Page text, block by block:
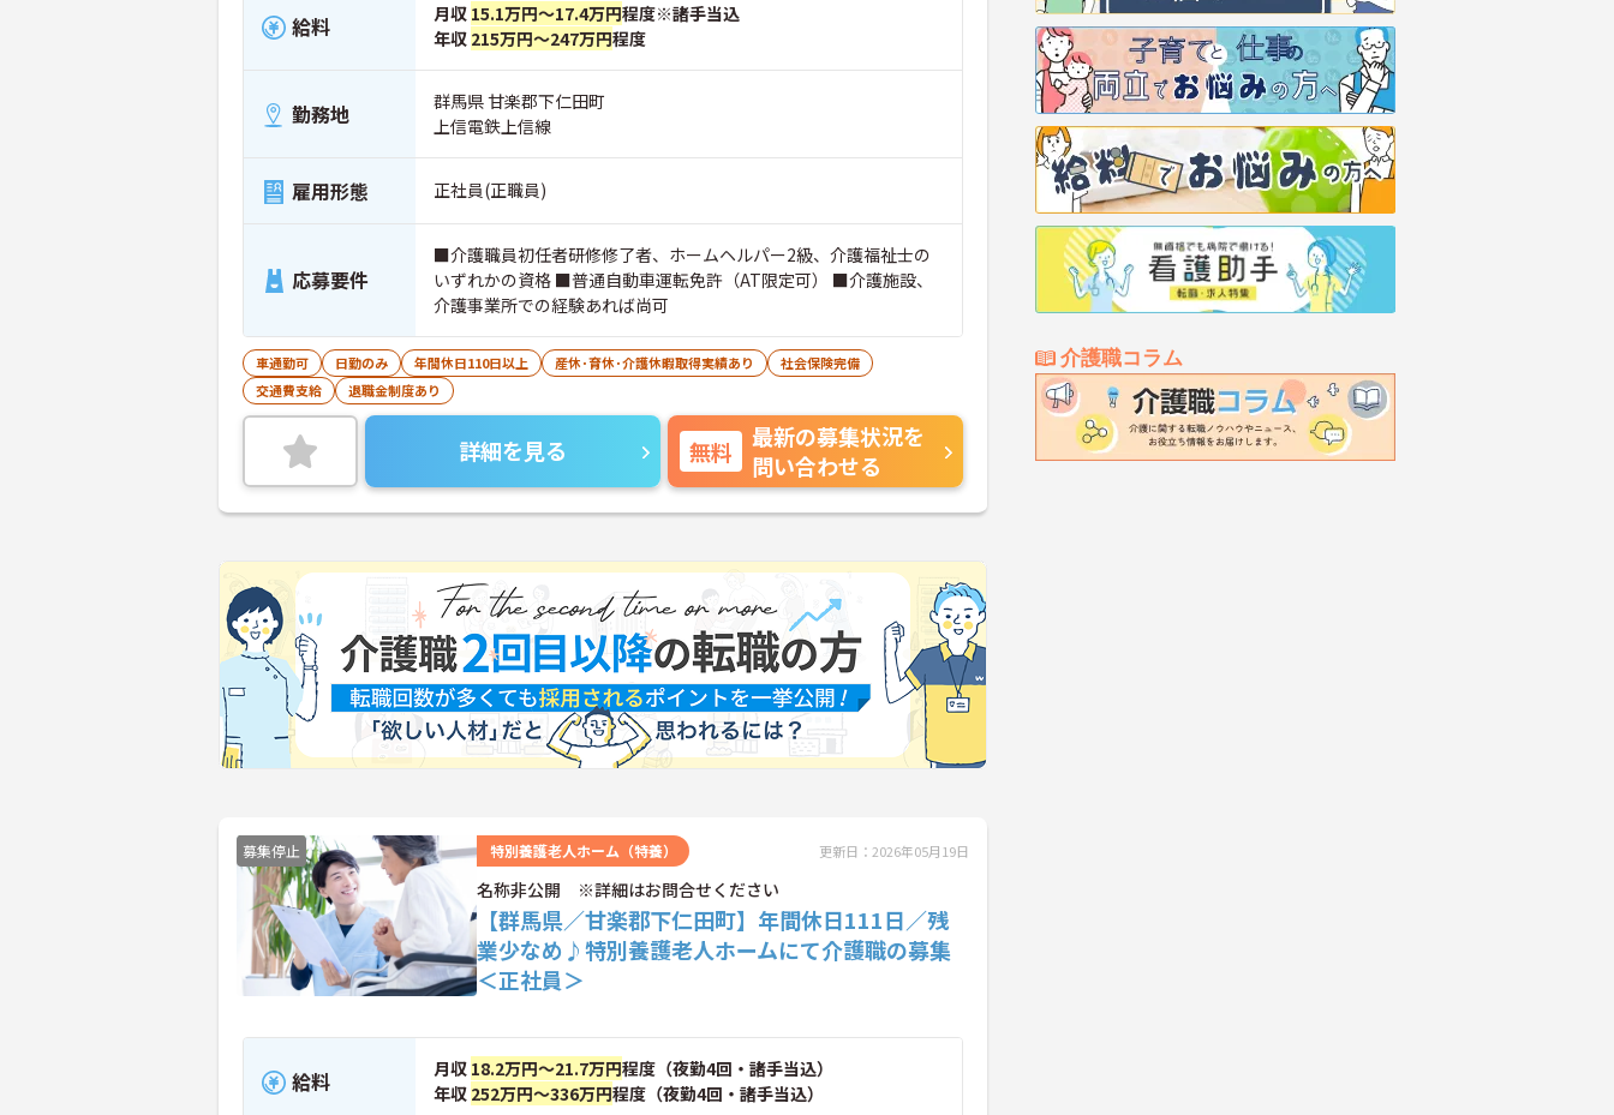
介護職コラム
給料 月収 15.1万円～17.4万円程度※諸手当込
年収 215万円～247万円程度
勤務地
群馬県 甘楽郡下仁田町
上信電鉄上信線
雇用形態 正社員(正職員)
応募要件
■介護職員初任者研修修了者、ホームヘルパー2級、介護福祉士の
いずれかの資格 ■普通自動車運転免許（AT限定可） ■介護施設、
介護事業所での経験あれば尚可
車通勤可 日勤のみ 年間休日110日以上 産休･育休･介護休暇取得実績あり
社会保険完備
交通費支給
退職金制度あり
詳細を見る 無料
最新の募集状況を
問い合わせる
募集停止 特別養護老人ホーム（特養） 更新日：2026年05月19日
名称非公開 ※詳細はお問合せください
【群馬県／甘楽郡下仁田町】年間休日111日／残
業少なめ♪特別養護老人ホームにて介護職の募集
＜正社員＞
給料 月収 18.2万円～21.7万円程度（夜勤4回・諸手当込）
年収 252万円～336万円程度（夜勤4回・諸手当込）